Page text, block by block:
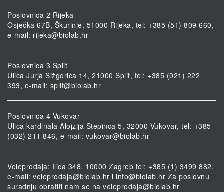
Poslovnica 2 Rijeka
Osječka 67B, Škurinje, 51000 Rijeka, tel: +385 (51) 809 660,
e-mail: rijeka@biolab.hr
Poslovnica 3 Split
Ulica Jurja Šižgorića 14, 21000 Split, tel: +385 (021) 222
393, e-mail: split@biolab.hr
Poslovnica 4 Vukovar
Ulica kardinala Alojzija Stepinca 5, 32000 Vukovar, tel: +385
(032) 211 846, e-mail: vukovar@biolab.hr
Veleprodaja: Ilica 348, 10000 Zagreb tel: +385 (1) 3499 882,
e-mail: veleprodaja@biolab.hr i info@biolab.hr Za poslovnu
suradnju obratiti nam se na veleprodaja@biolab.hr